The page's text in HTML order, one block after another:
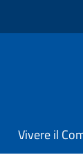
Vivere il